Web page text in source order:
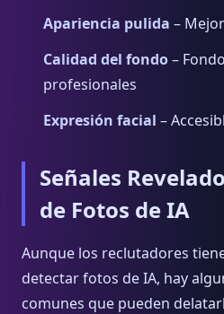
Apariencia pulida –
Calidad del fondo–
profesionales
Expresión facial –
Señales
de Fotos de IA
Aunque los reclutadores
detectar fotos de IA, hay
comunes que pueden